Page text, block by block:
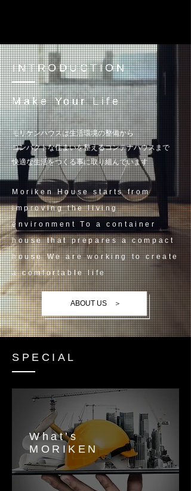
INTRODUCTION
Make Your Life
モリケンハウスは生活環境の整備から
コンパクトな住まいを整えるコンテナハウスまで
快適な生活をつくる事に取り組んでいます
Moriken House starts from
improving the living
environment To a container
house that prepares a compact
house We are working to create
a comfortable life
ABOUT US ＞
SPECIAL
What’s
MORIKEN